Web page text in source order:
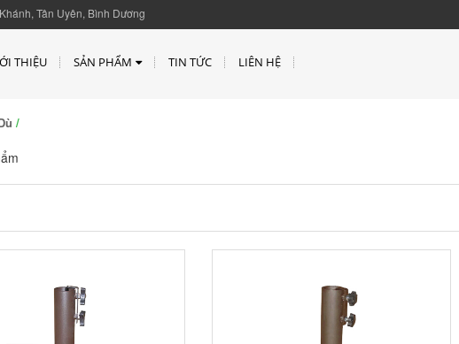
Tân Uyên, Bình Dương
THIỆU SẢN PHẨM TIN TỨC LIÊN HỆ
/